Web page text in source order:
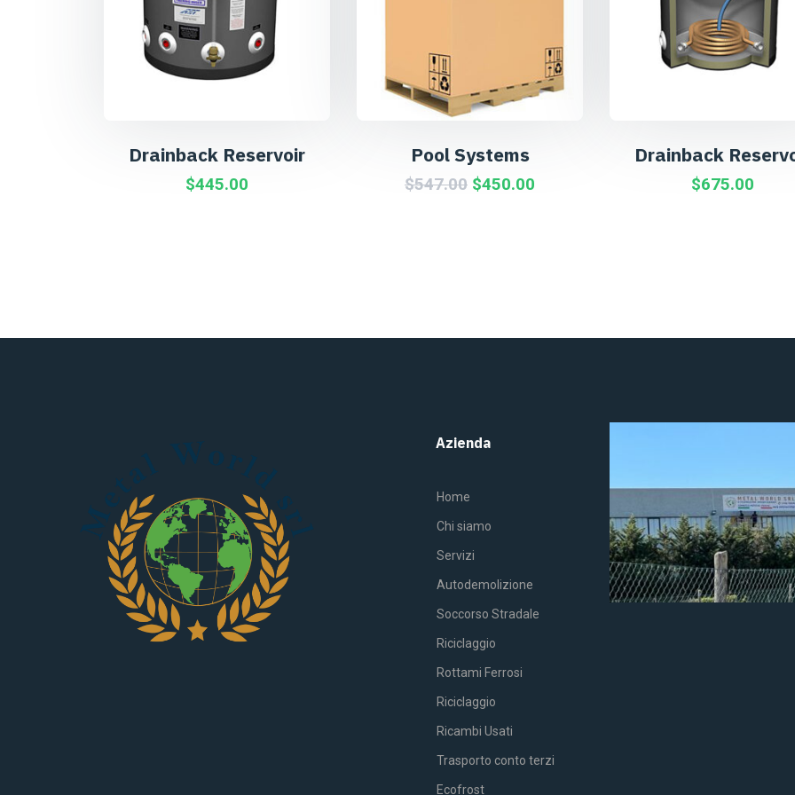
Drainback Reservoir
$445.00
Pool Systems
$547.00 $450.00
Drainback
$675.00
Azienda
Home
Chi siamo
Servizi
Autodemolizione
Soccorso Stradale
Riciclaggio
Rottami Ferrosi
Riciclaggio
Ricambi Usati
Trasporto conto terzi
Ecofrost